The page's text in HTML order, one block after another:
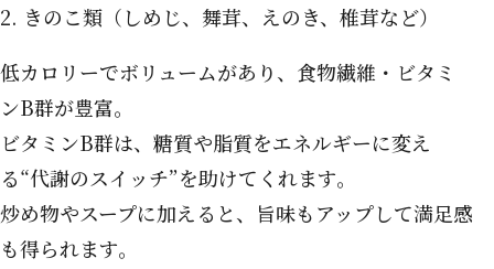
2. きのこ類（しめじ、舞茸、えのき、椎茸など）
低カロリーでボリュームがあり、食物繊維・ビタミ
ンB群が豊富。
ビタミンB群は、糖質や脂質をエネルギーに変え
る“代謝のスイッチ”を助けてくれます。
炒め物やスープに加えると、旨味もアップして満足感
も得られます。